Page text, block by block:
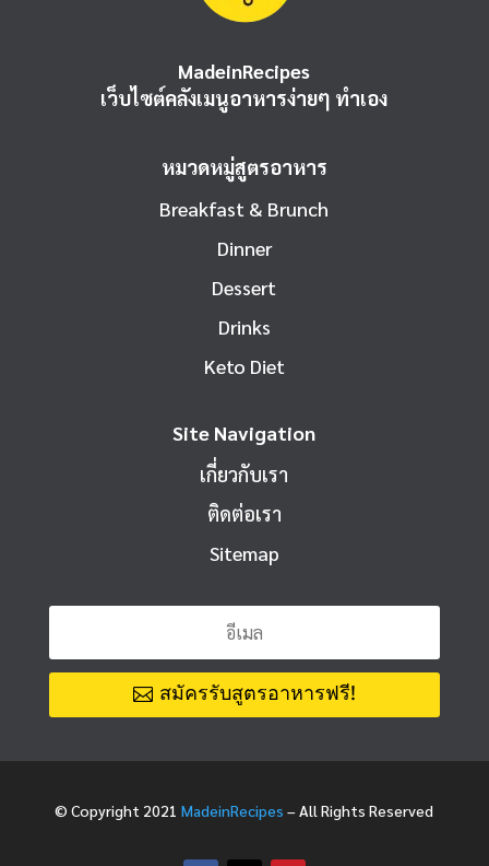
MadeinRecipes
เว็บไซต์คลังเมนูอาหารง่ายๆ ทำเอง
หมวดหมู่สูตรอาหาร
Breakfast & Brunch
Dinner
Dessert
Drinks
Keto Diet
Site Navigation
เกี่ยวกับเรา
ติดต่อเรา
Sitemap
สมัครรับสูตรอาหารฟรี!
© Copyright 2021MadeinRecipes – All Rights Reserved